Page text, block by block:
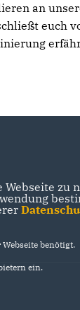
an
euch
benötigt.
ein.